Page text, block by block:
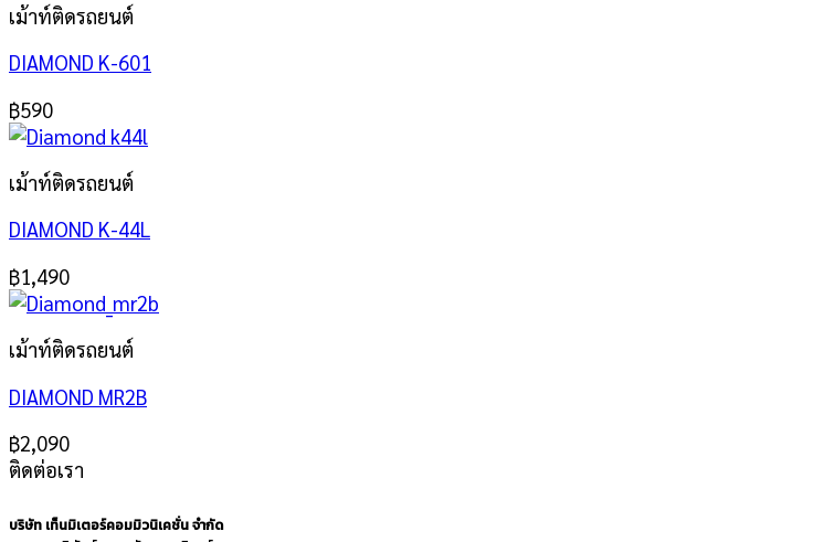
เม้าท์ติดรถยนต์
DIAMOND K-601
฿590
เม้าท์ติดรถยนต์
DIAMOND K-44L
฿1,490
เม้าท์ติดรถยนต์
DIAMOND MR2B
฿2,090
ติดต่อเรา
บริษัท เท็นมิเตอร์คอมมิวนิเคชั่น จำกัด